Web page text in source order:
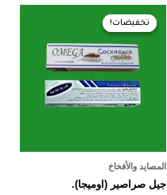
تخفيضات!
تخفيضات!
المصايد والأفخاخ
جيل صراصير (اوميجا).
السعر
الأصلي
هو:
85,00 EGP.
السعر
80,00 EGP.